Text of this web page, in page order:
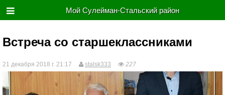
Мой Сулейман-Стальский район
Встреча со старшеклассниками
21 декабря 2018 г. 21:17 stalsk333 227